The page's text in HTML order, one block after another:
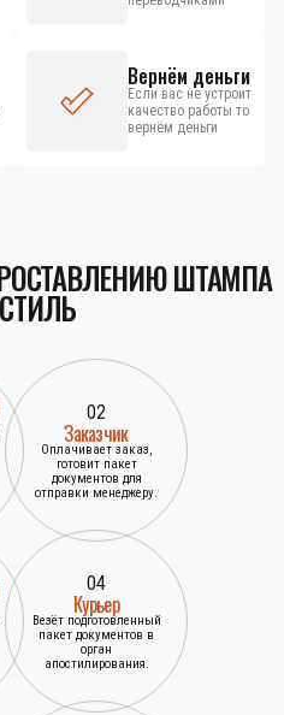
Вернём деньги
Если вас не устроит
качество работы то
вернём деньги
ШТАМПА
02
Заказчик
Оплачивает заказ,
готовит пакет
документов для
отправки менеджеру.
04
Курьер
Везёт подготовленный
пакет документов в
орган
апостилирования.